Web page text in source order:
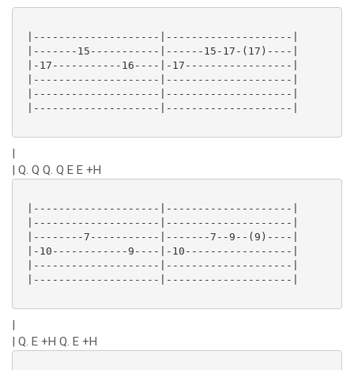
|--------------------|--------------------|
|-------15-----------|------15-17-(17)----|
|-17-----------16----|-17-----------------|
|--------------------|--------------------|
|--------------------|--------------------|
|--------------------|--------------------|
|
| Q. Q Q. Q E E +H
|--------------------|--------------------|
|--------------------|--------------------|
|--------7-----------|-------7--9--(9)----|
|-10------------9----|-10-----------------|
|--------------------|--------------------|
|--------------------|--------------------|
|
| Q. E +H Q. E +H